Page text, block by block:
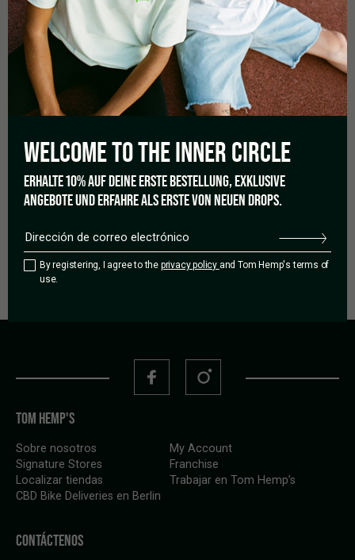
Rumania (RO) 12 100
San Marino (SM) 20 100
Suecia (SE) 10 100
El tiempo de entrega
a 3 días hábiles. Las entregas a otros países de la UE tardan de
2 a 7 días laborables.
2.3 No es posible realizar entregas a las estaciones de empaque
TOM HEMP'S
Sobre nosotros
Signature Stores
Localizar tiendas
CBD Bike Deliveries en Berlin
My Account
Franchise
Trabajar en Tom Hemp’s
CONTÁCTENOS
WELCOME TO THEINNER CIRCLE
ERHALTE 10% AUF DEINE ERSTE BESTELLUNG, EXKLUSIVE
ANGEBOTE UND ERFAHRE ALS ERSTE VON NEUEN DROPS.
By registering, I agree to the privacy policy and Tom Hemp's terms of
use.